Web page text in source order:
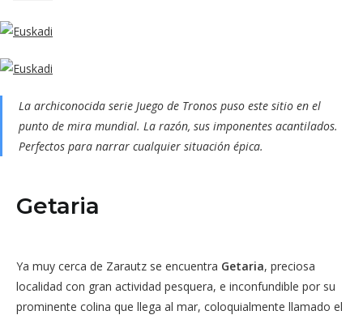
La archiconocida serie Juego de Tronos puso este sitio en el
punto de mira mundial. La razón, sus imponentes acantilados.
Perfectos para narrar cualquier situación épica.
Getaria
Ya muy cerca de Zarautz se encuentra Getaria, preciosa
localidad con gran actividad pesquera, e inconfundible por su
prominente colina que llega al mar, coloquialmente llamado el